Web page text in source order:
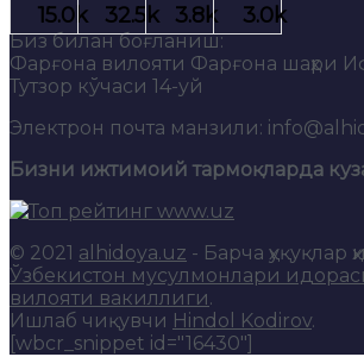
Биз билан боғланиш:
Фарғона вилояти Фарғона шаҳри
Тутзор кўчаси 14-уй
Электрон почта манзили:
Бизни ижтимоий тармоқларда
© 2021 alhidoya.uz - Барча ҳуқуқлар
Ўзбекистон мусулмонлари
вилояти вакиллиги.
Ишлаб чиқувчи Hindol Kodirov.
[wbcr_snippet id="16430"]